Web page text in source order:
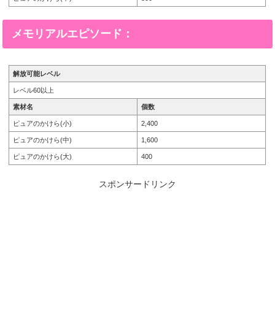
メモリアルエピソード：
解放可能レベル
レベル60以上
素材名 個数
ピュアのかけら(小) 2,400
ピュアのかけら(中) 1,600
ピュアのかけら(大) 400
スポンサードリンク